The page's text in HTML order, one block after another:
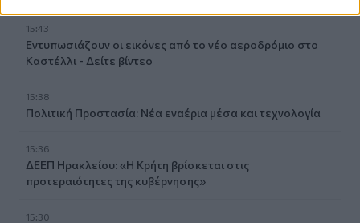
15:43
Εντυπωσιάζουν οι εικόνες από το νέο αεροδρόμιο στο
Καστέλλι - Δείτε βίντεο
15:38
Πολιτική Προστασία: Νέα εναέρια μέσα και τεχνολογία
15:36
ΔΕΕΠ Ηρακλείου: «Η Κρήτη βρίσκεται στις
προτεραιότητες της κυβέρνησης»
15:30